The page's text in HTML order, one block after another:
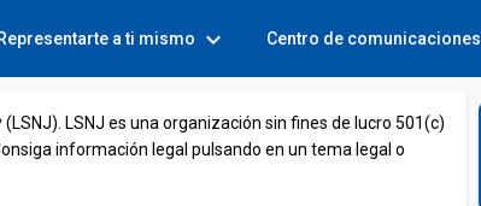
Representarte a ti mismo expand_more Centro de comunicaciones
LSNJ es una organización sin fines de lucro 501(c)
información legal pulsando en un tema legal o